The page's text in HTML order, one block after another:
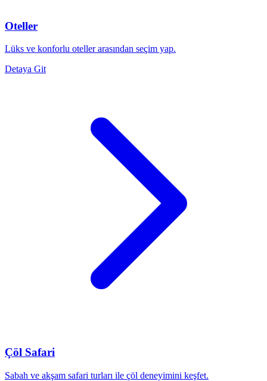
Oteller
Lüks ve konforlu oteller arasından seçim yap.
Detaya Git
Çöl Safari
Sabah ve akşam safari turları ile çöl deneyimini keşfet.